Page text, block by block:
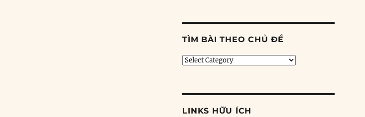
TÌM BÀI THEO CHỦ ĐỀ
Tìm
LINKS HỮU ÍCH